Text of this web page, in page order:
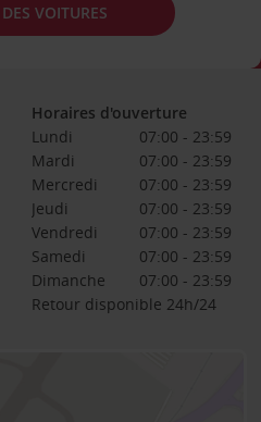
VOITURES
Horaires d'ouverture
Lundi
07:00 - 23:59
Mardi
07:00 - 23:59
Mercredi
07:00 - 23:59
Jeudi
07:00 - 23:59
Vendredi
07:00 - 23:59
Samedi
07:00 - 23:59
Dimanche
07:00 - 23:59
Retour disponible 24h/24